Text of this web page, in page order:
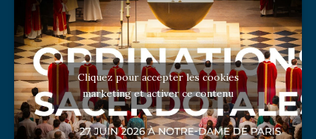
Cliquez pour accepter les cookies
marketing et activer ce contenu